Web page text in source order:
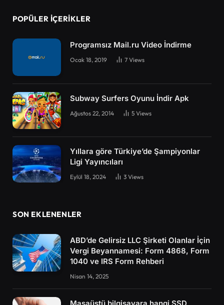
POPÜLER İÇERIKLER
Programsız Mail.ru Video İndirme
Ocak 18, 2019 7 Views
Subway Surfers Oyunu İndir Apk
Ağustos 22, 2014 5 Views
Yıllara göre Türkiye’de Şampiyonlar
Ligi Yayıncıları
Eylül 18, 2024 3 Views
SON EKLENENLER
ABD’de Gelirsiz LLC Şirketi Olanlar İçin
Vergi Beyannamesi: Form 4868, Form
1040 ve IRS Form Rehberi
Nisan 14, 2025